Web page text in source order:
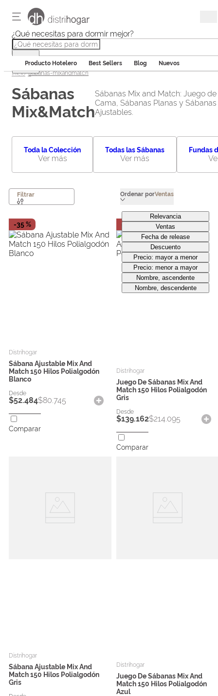
¿Qué necesitas para dormir mejor?
Producto Hotelero Best Sellers Blog Nuevos
Ofertas en ropa de cama y
sabanas-mixandmatch
Sábanas
Mix&Match
Sábanas Mix and Match: Juego de
Cama, Sábanas Planas y Sábanas
Ajustables.
Toda la Colección
Ver más
Todas las Sábanas
Ver más
Fundas
Filtrar Ordenar porVentas
Relevancia
Ventas
Fecha de release
Descuento
Precio: mayor a menor
Precio: menor a mayor
Nombre, ascendente
Nombre, descendente
-35 %
Distrihogar
Sábana Ajustable Mix And
Match 150 Hilos Polialgodón
Blanco
$52.484$80.745
Comparar
-35 %
Distrihogar
Juego De Sábanas Mix And
Match 150 Hilos Polialgodón
Gris
$139.162$214.095
Comparar
Distrihogar
Sábana Ajustable Mix And
Match 150 Hilos Polialgodón
Gris
Distrihogar
Juego De Sábanas Mix And
Match 150 Hilos Polialgodón
Azul